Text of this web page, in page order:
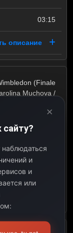
03:15
описание
(Finale
Muchova /
13:15
описание
×
и
и
или